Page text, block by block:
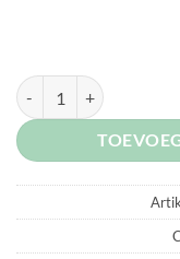
Thee-ei Hart | 5.5cm